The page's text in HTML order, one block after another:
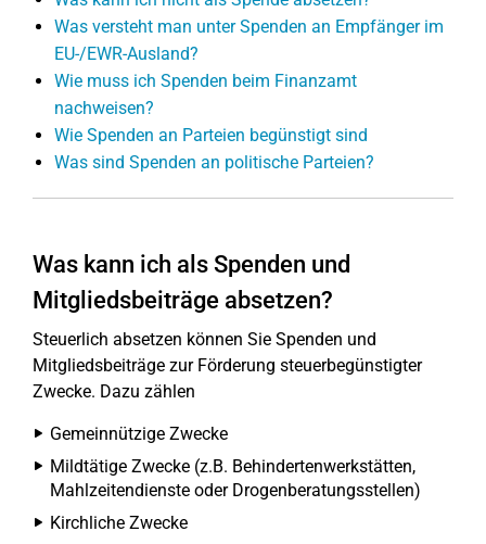
Was versteht man unter Spenden an Empfänger im
EU-/EWR-Ausland?
Wie muss ich Spenden beim Finanzamt
nachweisen?
Wie Spenden an Parteien begünstigt sind
Was sind Spenden an politische Parteien?
Was kann ich als Spenden und
Mitgliedsbeiträge absetzen?
Steuerlich absetzen können Sie Spenden und
Mitgliedsbeiträge zur Förderung steuerbegünstigter
Zwecke. Dazu zählen
Gemeinnützige Zwecke
Mildtätige Zwecke (z.B. Behindertenwerkstätten,
Mahlzeitendienste oder Drogenberatungsstellen)
Kirchliche Zwecke